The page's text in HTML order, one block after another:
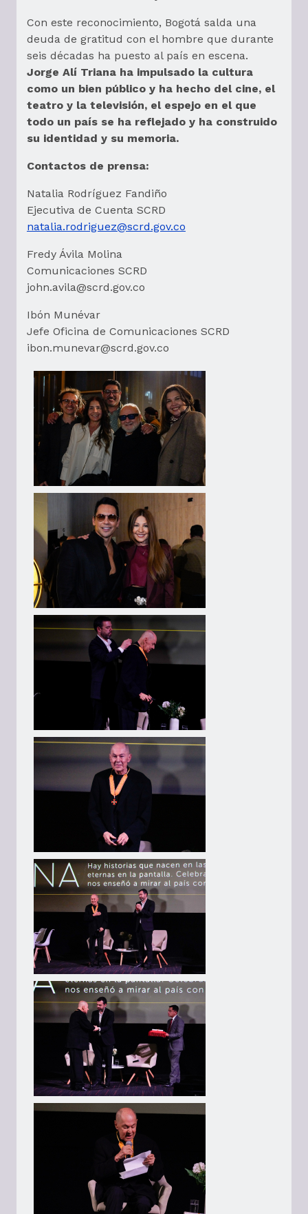
Con este reconocimiento, Bogotá salda una
deuda de gratitud con el hombre que durante
seis décadas ha puesto al país en escena.
Jorge Alí Triana ha impulsado la cultura
como un bien público y ha hecho del cine, el
teatro y la televisión, el espejo en el que
todo un país se ha reflejado y ha construido
su identidad y su memoria.
Contactos de prensa:
Natalia Rodríguez Fandiño
Ejecutiva de Cuenta SCRD
natalia.rodriguez@scrd.gov.co
Fredy Ávila Molina
Comunicaciones SCRD
john.avila@scrd.gov.co
Ibón Munévar
Jefe Oficina de Comunicaciones SCRD
ibon.munevar@scrd.gov.co